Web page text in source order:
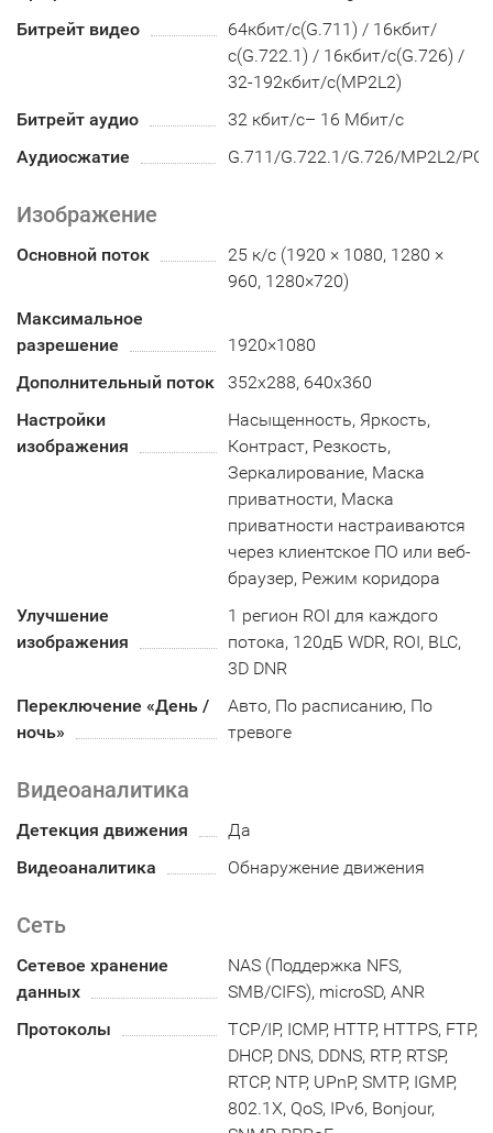
Битрейт видео
64кбит/с(G.711) / 16кбит/
с(G.722.1) / 16кбит/с(G.726) /
32-192кбит/с(MP2L2)
Битрейт аудио
32 кбит/с– 16 Мбит/с
Аудиосжатие
G.711/G.722.1/G.726/MP2L2/
Изображение
Основной поток
25 к/с (1920 × 1080, 1280 ×
960, 1280×720)
Максимальное
разрешение
1920×1080
Дополнительный поток
352х288, 640x360
Настройки
изображения
Насыщенность, Яркость,
Контраст, Резкость,
Зеркалирование, Маска
приватности, Маска
приватности настраиваются
через клиентское ПО или веб-
браузер, Режим коридора
Улучшение
изображения
1 регион ROI для каждого
потока, 120дБ WDR, ROI, BLC,
3D DNR
Переключение «День /
ночь»
Авто, По расписанию, По
тревоге
Видеоаналитика
Детекция движения
Да
Видеоаналитика
Обнаружение движения
Сеть
Сетевое хранение
данных
NAS (Поддержка NFS,
SMB/CIFS), microSD, ANR
Протоколы
TCP/IP, ICMP, HTTP, HTTPS, FTP,
DHCP, DNS, DDNS, RTP, RTSP,
RTCP, NTP, UPnP, SMTP, IGMP,
802.1X, QoS, IPv6, Bonjour,